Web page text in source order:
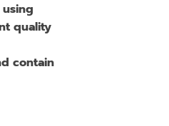
quality
contain